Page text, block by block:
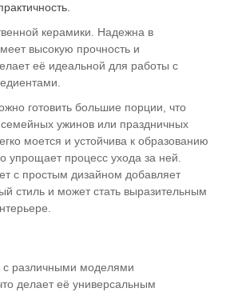
керамики. Надежна в
высокую прочность и
её идеальной для работы с
готовить большие порции, что
ужинов или праздничных
моется и устойчива к образованию
упрощает процесс ухода за ней.
с простым дизайном добавляет
стиль и может стать выразительным
различными моделями
делает её универсальным